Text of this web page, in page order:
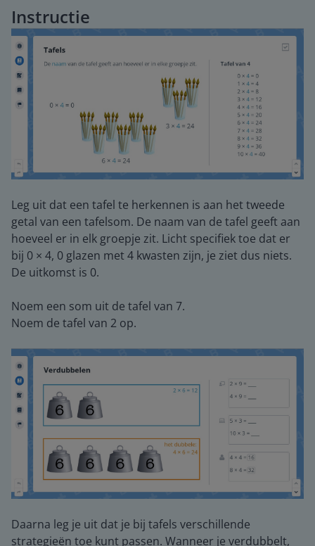
Instructie
Leg uit dat een tafel te herkennen is aan het tweede
getal van een tafelsom. De naam van de tafel geeft aan
hoeveel er in elk groepje zit. Licht specifiek toe dat er
bij 0 × 4, 0 glazen met 4 kwasten zijn, je ziet dus niets.
De uitkomst is 0.
Noem een som uit de tafel van 7.
Noem de tafel van 2 op.
Daarna leg je uit dat je bij tafels verschillende
strategieën toe kunt passen. Wanneer je verdubbelt,